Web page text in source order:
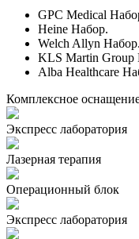
GPC Medical
Heine Набор.
Welch Allyn Набор.
KLS Martin Group
Alba Healthcare
Комплексное
Экспресс лаборатория
Лазерная терапия
Операционный блок
Экспресс лаборатория